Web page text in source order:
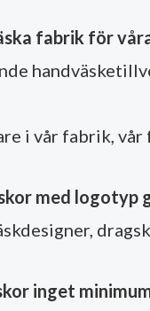
fabrik för
i vår fabrik,
med logotyp
inget